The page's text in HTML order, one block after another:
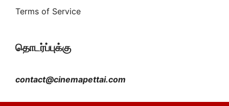
Terms of Service
தொடர்ப்புக்கு
contact@cinemapettai.com